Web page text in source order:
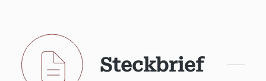
Steckbrief